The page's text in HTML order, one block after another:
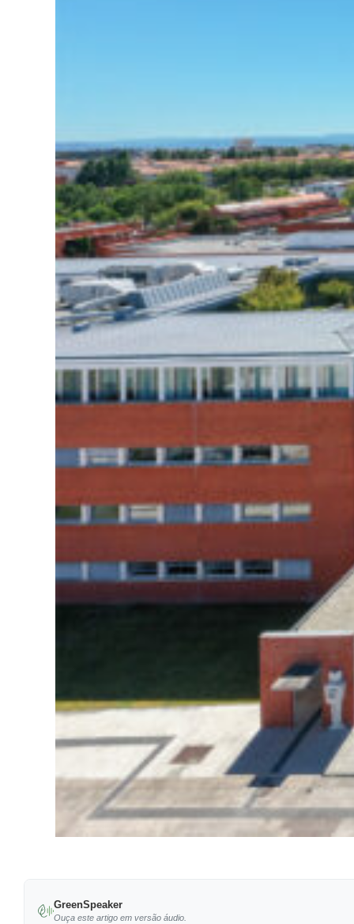
GreenSpeaker
Ouça este artigo em versão áudio.